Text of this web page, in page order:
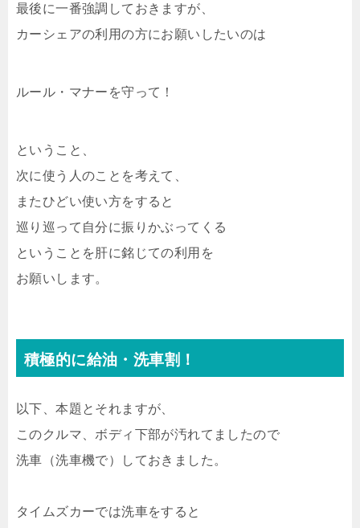
最後に一番強調しておきますが、
カーシェアの利用の方にお願いしたいのは
ルール・マナーを守って！
ということ、
次に使う人のことを考えて、
またひどい使い方をすると
巡り巡って自分に振りかぶってくる
ということを肝に銘じての利用を
お願いします。
積極的に給油・洗車割！
以下、本題とそれますが、
このクルマ、ボディ下部が汚れてましたので
洗車（洗車機で）しておきました。
タイムズカーでは洗車をすると